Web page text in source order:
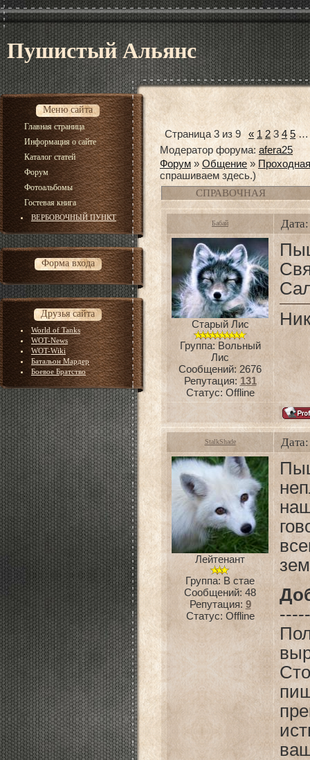
Пушистый Альянс
Меню сайта
Главная страница
Информация о сайте
Каталог статей
Форум
Фотоальбомы
Гостевая книга
ВЕРБОВОЧНЫЙ ПУНКТ
Форма входа
Друзья сайта
World of Tanks
WOT-News
WOT-Wiki
Батальон Мардер
Боевое Братство
Страница 3 из9 « 1 2 3 4 5 …
Модератор форума: afera25
Форум » Общение » Проходная
спрашиваем здесь.)
СПРАВОЧНАЯ
Бабай
Старый Лис
Группа: Вольный
Лис
Сообщений: 2676
Репутация: 131
Статус: Offline
StalkShade
Лейтенант
Группа: В стае
Сообщений: 48
Репутация: 9
Статус: Offline